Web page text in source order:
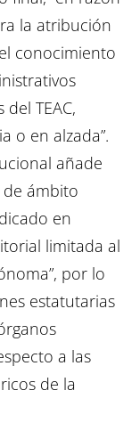
la atribución
conocimiento
TEAC,
o en alzada”.
añade
de ámbito
en
limitada al
por lo
estatutarias
a las
de la